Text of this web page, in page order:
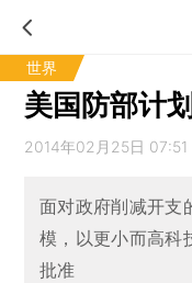
世界
美国防部计
2014年02月25日 07:51
面对政府削减开支
模，以更小而高科
批准